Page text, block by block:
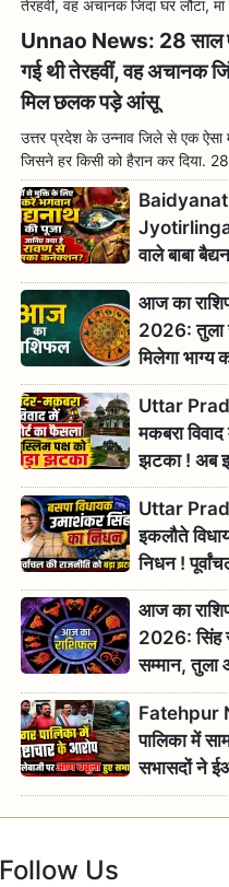
Unnao News: 28 साल
गई थी तेरहवीं, वह अचानक
मिल छलक पड़े आंसू
उत्तर प्रदेश के उन्नाव जिले से एक ऐसा
जिसने हर किसी को हैरान कर दिया.
Jyotirlinga:
वाले बाबा
रावण से संबंध?
महिमा
आज का
2026: तुला
मिलेगा भाग्य
राशियों का
Uttar
मकबरा
झटका ! अब
सुनवाई
Uttar
इकलौते
निधन !
बड़ा झटका,
आज का
2026: सिंह
सम्मान, तुला
रहें सतर्क
Fatehpur
पालिका में
सभासदों ने
के गंभीर
Follow Us